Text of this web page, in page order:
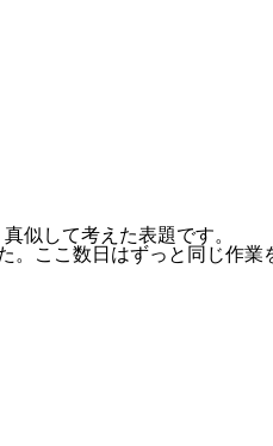
似して考えた表題です。
。ここ数日はずっと同じ作業